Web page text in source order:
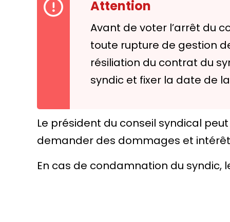
Attention
Avant de voter l’arrêt du
toute rupture de gestion
résiliation du contrat du
syndic et fixer la date de
Le président du conseil syndical
demander des dommages et
En cas de condamnation du